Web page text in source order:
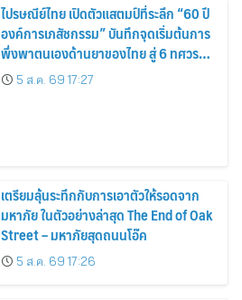
ไปรษณีย์ไทย เปิดตัวแสตมป์ที่ระลึก “60 ปี
องค์การเภสัชกรรม” บันทึกจุดเริ่มต้นการ
พึ่งพาตนเองด้านยาของไทย สู่ 6 ทศวรรษ
แห่งการพัฒนาสุขภาพคนไทย
5 ส.ค. 69 17:27
เตรียมลุ้นระทึกกับการเอาตัวให้รอดจาก
มหาภัย ในตัวอย่างล่าสุด The End of Oak
Street – มหาภัยสุดถนนโอ๊ค
5 ส.ค. 69 17:26